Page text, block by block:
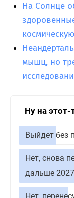
На Солнце
мышц, но
Ну на
Выйдет без
Нет, снова
дальше